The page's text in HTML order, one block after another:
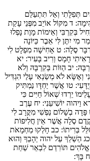
תְּפִלָּתִי וְאַל תִּתְעַלַּם
ד מִקּוֹל אוֹיֵב מִפְּנֵי עָקַת
בְּקִרְבִּי וְאֵימוֹת מָוֶת נָפְלוּ
מִי יִתֶּן לִּי אֵבֶר כַּיּוֹנָה
סֶלָה: ט אָחִישָׁה מִפְלָט לִי
חָמָס וְרִיב בָּעִיר: יא
יב הַוּוֹת בְּקִרְבָּהּ וְלֹא
וְאֶשָּׂא לֹא מְשַׂנְאִי עָלַי הִגְדִּיל
טו אֲשֶׁר יַחְדָּו נַמְתִּיק
יֵרְדוּ שְׁאוֹל חַיִּים כִּי
יוֹשִׁיעֵנִי: יח עֶרֶב
פָּדָה בְשָׁלוֹם נַפְשִׁי מִקֲּרָב לִי
סֶלָה אֲשֶׁר אֵין חֲלִיפוֹת
בְּרִיתוֹ: כב חָלְקוּ מַחְמָאֹת
כג הַשְׁלֵךְ עַל יהוה יְהָבְךָ וְהוּא
תּוֹרִדֵם לִבְאֵר שַׁחַת
בָּךְ: